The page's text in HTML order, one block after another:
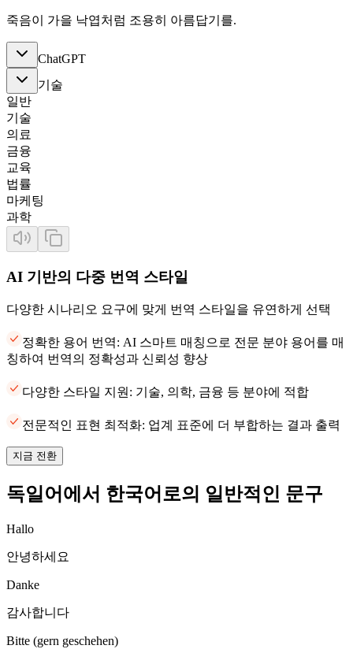
죽음이 가을 낙엽처럼 조용히 아름답기를.
ChatGPT
기술
일반
기술
의료
금융
교육
법률
마케팅
과학
AI 기반의 다중 번역 스타일
다양한 시나리오 요구에 맞게 번역 스타일을 유연하게 선택
정확한 용어 번역: AI 스마트 매칭으로 전문 분야 용어를 매
칭하여 번역의 정확성과 신뢰성 향상
다양한 스타일 지원: 기술, 의학, 금융 등 분야에 적합
전문적인 표현 최적화: 업계 표준에 더 부합하는 결과 출력
지금 전환
독일어에서 한국어로의 일반적인 문구
Hallo
안녕하세요
Danke
감사합니다
Bitte (gern geschehen)